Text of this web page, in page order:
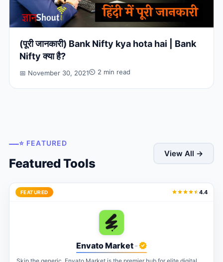
(पूरी जानकारी) Bank Nifty kya hota hai | Bank
Nifty क्या है?
📅 November 30, 2021⏲ 2 min read
⭐ FEATURED
Featured Tools
View All →
FEATURED 4.4
Envato Market-